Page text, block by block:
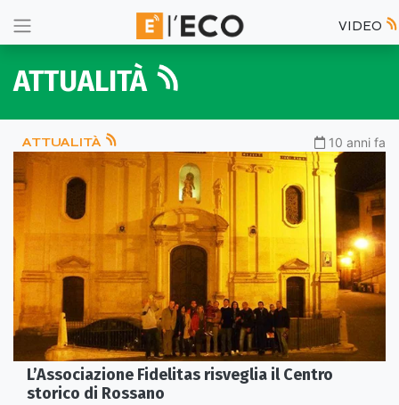
VIDEO
ATTUALITÀ
ATTUALITÀ 10 anni fa
L’Associazione Fidelitas risveglia il Centro
storico di Rossano